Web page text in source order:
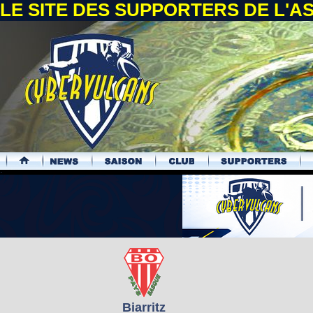
LE SITE DES SUPPORTERS DE
.
Biarritz